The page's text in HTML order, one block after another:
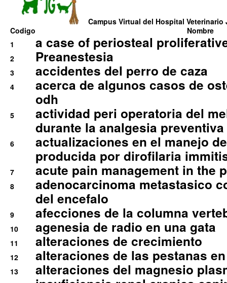
Campus Virtual del Hospital Veterinario
Codigo
Nombre
1
a case of periosteal
2 Preanestesia
3 accidentes del perro de caza
4
acerca de algunos casos de
odh
5
actividad peri operatoria del
durante la analgesia
6
actualizaciones en el manejo
producida por dirofilaria
7 acute pain management in the
8
adenocarcinoma metastasico
del encefalo
9 afecciones de la columna
10 agenesia de radio en una gata
11 alteraciones de crecimiento
12 alteraciones de las pestanas
13
alteraciones del magnesio